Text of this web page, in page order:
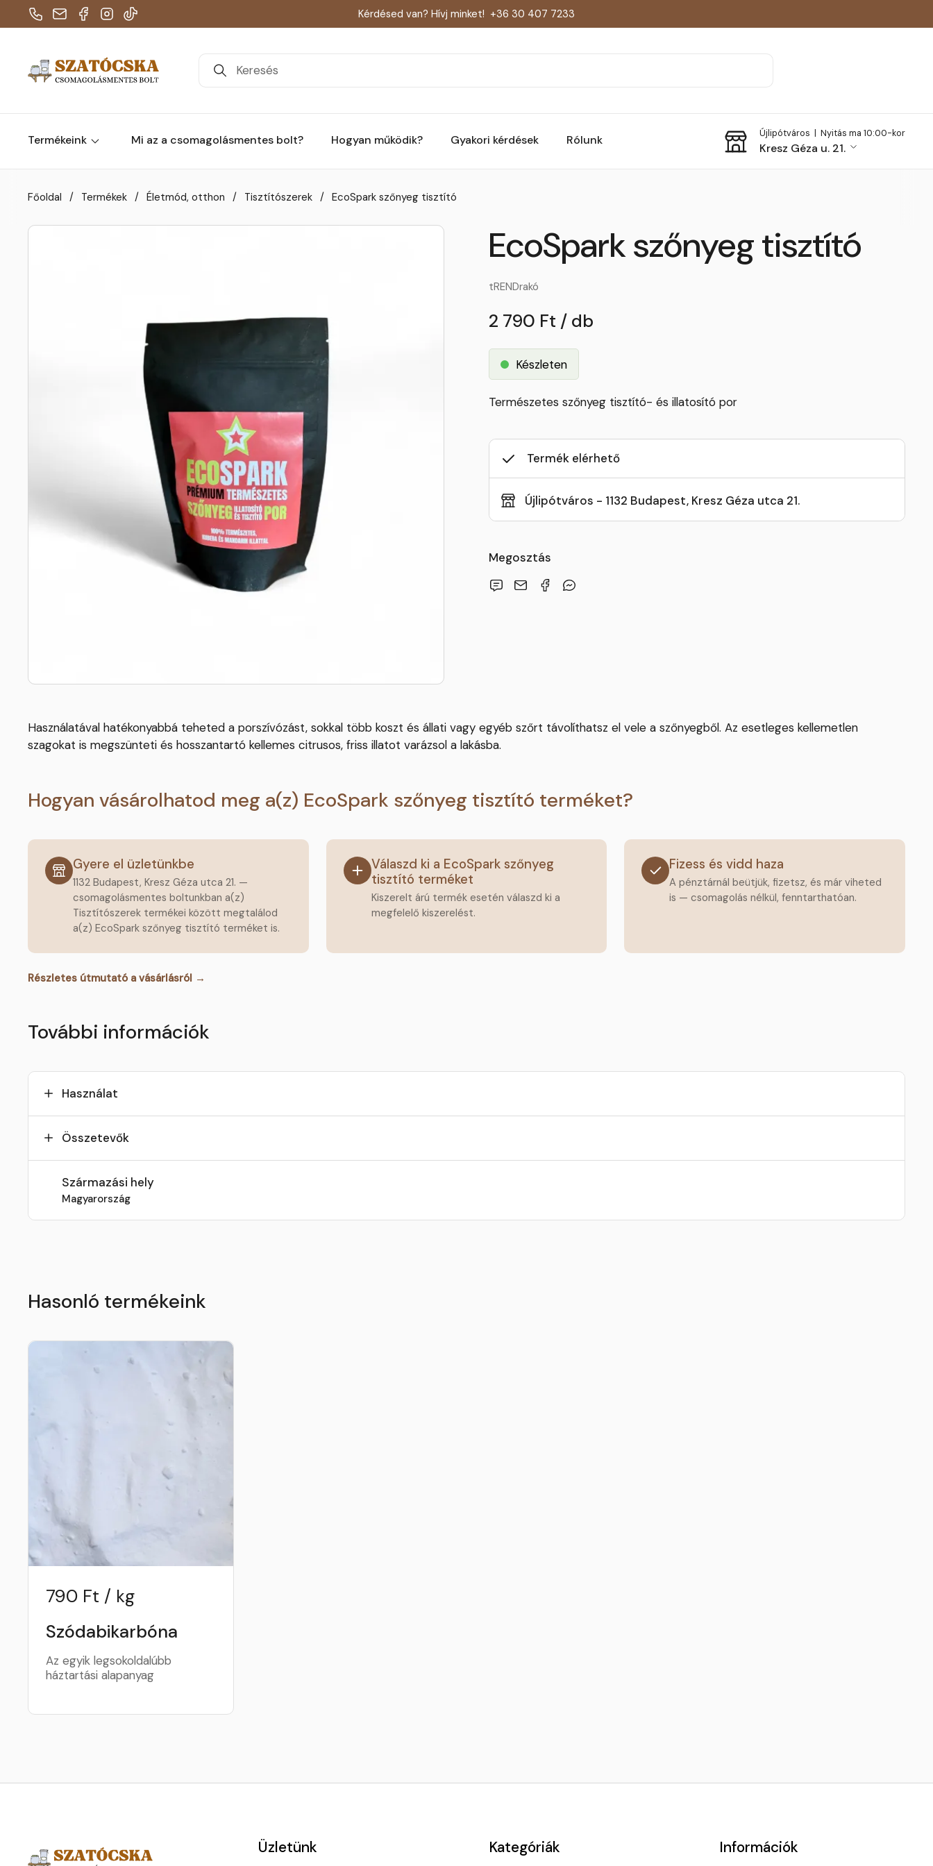
TelefonE-mailFacebook
Instagram
TikTok
Kérdésed van? Hívj minket! +36 30 407 7233
Termékeink Mi az a csomagolásmentes bolt? Hogyan működik? Gyakori kérdések Rólunk Újlipótváros | Nyitás ma 10:00-kor
Kresz Géza u. 21.
Főoldal / Termékek / Életmód, otthon / Tisztítószerek / EcoSpark szőnyeg tisztító
EcoSpark szőnyeg tisztító
tRENDrakó
2 790 Ft / db
Készleten
Természetes szőnyeg tisztító- és illatosító por
Termék elérhető
Újlipótváros - 1132 Budapest, Kresz Géza utca 21.
Megosztás
Használatával hatékonyabbá teheted a porszívózást, sokkal több koszt és állati vagy egyéb szőrt távolíthatsz el vele a szőnyegből. Az esetleges kellemetlen
szagokat is megszünteti és hosszantartó kellemes citrusos, friss illatot varázsol a lakásba.
Hogyan vásárolhatod meg a(z) EcoSpark szőnyeg tisztító terméket?
Gyere el üzletünkbe
1132 Budapest, Kresz Géza utca 21. —
csomagolásmentes boltunkban a(z)
Tisztítószerek termékei között megtalálod
a(z) EcoSpark szőnyeg tisztító terméket is.
Válaszd ki a EcoSpark szőnyeg
tisztító terméket
Kiszerelt árú termék esetén válaszd ki a
megfelelő kiszerelést.
Fizess és vidd haza
A pénztárnál beütjük, fizetsz, és már viheted
is — csomagolás nélkül, fenntarthatóan.
Részletes útmutató a vásárlásról →
További információk
Használat
Összetevők
Származási hely
Magyarország
Hasonló termékeink
790 Ft / kg
Szódabikarbóna
Az egyik legsokoldalúbb
háztartási alapanyag
Üzletünk Kategóriák Információk